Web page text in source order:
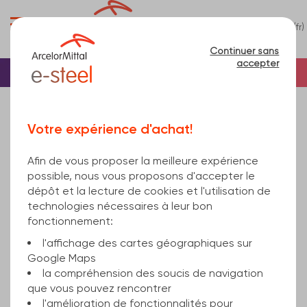
(fr)
Accueil Barre
plat 120x20 mm EN 10058 S235JR EN 10025-2 6000
Continuer sans
accepter
Votre expérience d'achat!
Afin de vous proposer la meilleure expérience
possible, nous vous proposons d'accepter le
dépôt et la lecture de cookies et l'utilisation de
technologies nécessaires à leur bon
fonctionnement:
l'affichage des cartes géographiques sur
Google Maps
la compréhension des soucis de navigation
que vous pouvez rencontrer
l'amélioration de fonctionnalités pour